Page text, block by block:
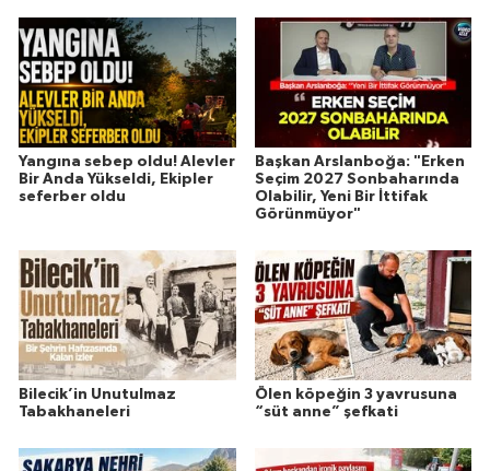
Yangına sebep oldu! Alevler
Bir Anda Yükseldi, Ekipler
seferber oldu
Başkan Arslanboğa: "Erken
Seçim 2027 Sonbaharında
Olabilir, Yeni Bir İttifak
Görünmüyor"
Bilecik’in Unutulmaz
Tabakhaneleri
Ölen köpeğin 3 yavrusuna
“süt anne” şefkati